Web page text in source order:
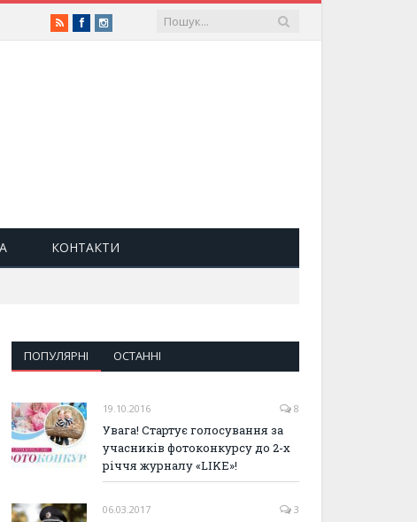
RSSFacebookInstagram
КОНТАКТИ
ПОПУЛЯРНІ ОСТАННІ
19.10.2016 8
Увага! Стартує голосування за
учасників фотоконкурсу до 2-х
річчя журналу «LIKE»!
06.03.2017 3